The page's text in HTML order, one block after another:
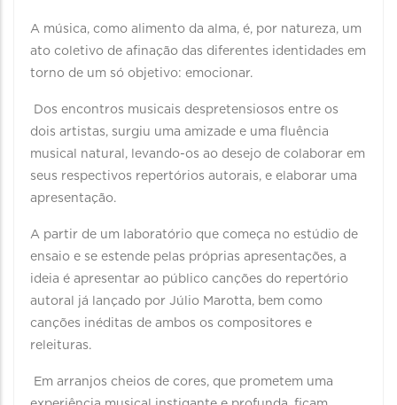
A música, como alimento da alma, é, por natureza, um
ato coletivo de afinação das diferentes identidades em
torno de um só objetivo: emocionar.
Dos encontros musicais despretensiosos entre os
dois artistas, surgiu uma amizade e uma fluência
musical natural, levando-os ao desejo de colaborar em
seus respectivos repertórios autorais, e elaborar uma
apresentação.
A partir de um laboratório que começa no estúdio de
ensaio e se estende pelas próprias apresentações, a
ideia é apresentar ao público canções do repertório
autoral já lançado por Júlio Marotta, bem como
canções inéditas de ambos os compositores e
releituras.
Em arranjos cheios de cores, que prometem uma